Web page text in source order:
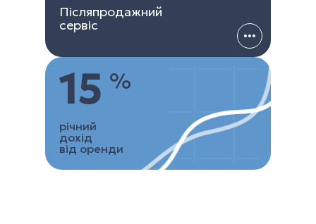
Післяпродажний
сервіс
15 %
річний
дохід
від оренди